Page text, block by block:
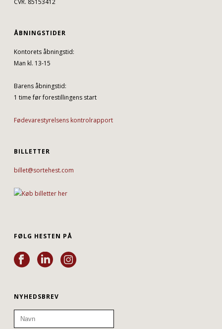
CVR. 85153412
ÅBNINGSTIDER
Kontorets åbningstid:
Man kl. 13-15
Barens åbningstid:
1 time før forestillingens start
Fødevarestyrelsens kontrolrapport
BILLETTER
billet@sortehest.com
FØLG HESTEN PÅ
NYHEDSBREV